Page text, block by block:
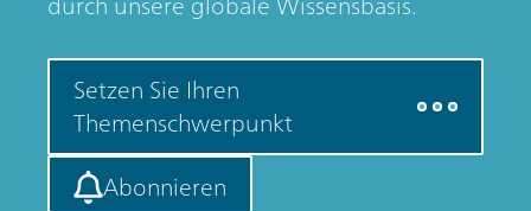
Setzen Sie Ihren
Themenschwerpunkt
Abonnieren